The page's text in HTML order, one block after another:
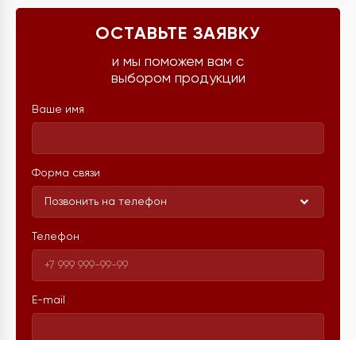
ОСТАВЬТЕ ЗАЯВКУ
и мы поможем вам с
выбором продукции
Ваше имя
Форма связи
Позвонить на телефон
Телефон
E-mail